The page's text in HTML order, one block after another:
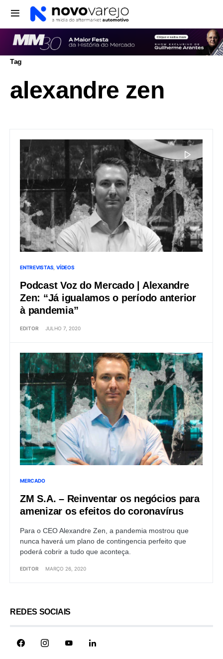
Tag
alexandre zen
ENTREVISTAS VÍDEOS
Podcast Voz do Mercado | Alexandre
Zen: “Já igualamos o período anterior
à pandemia”
EDITOR JULHO 7, 2020
MERCADO
ZM S.A. – Reinventar os negócios para
amenizar os efeitos do coronavírus
Para o CEO Alexandre Zen, a pandemia mostrou que
nunca haverá um plano de contingencia perfeito que
poderá cobrir a tudo que aconteça.
EDITOR MARÇO 26, 2020
REDES SOCIAIS